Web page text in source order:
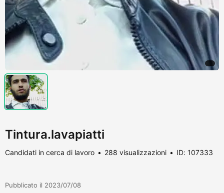
Tintura.lavapiatti
Candidati in cerca di lavoro 288 visualizzazioni ID: 107333
Pubblicato il 2023/07/08